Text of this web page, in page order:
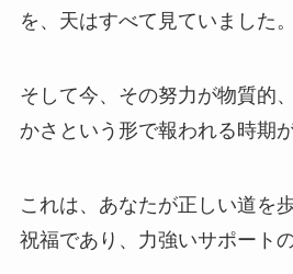
を、天はすべて見ていました。
そして今、その努力が物質的
かさという形で報われる時期
これは、あなたが正しい道を
祝福であり、力強いサポート